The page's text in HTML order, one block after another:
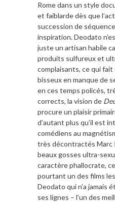
Rome dans un style
et faiblarde dès que
succession de
inspiration. Deodato
juste un artisan habile
produits sulfureux et
complaisants, ce qui
bisseux en manque de
en ces temps policés,
corrects, la vision de
procure un plaisir
d’autant plus qu’il est
comédiens au
très décontractés Marc
beaux gosses ultra-
caractère phallocrate,
pourtant un des films
Deodato qui n’a jamais
ses lignes – l’un des